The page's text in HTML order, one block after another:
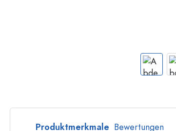
Flaschen
Glasflaschen
Produktmerkmale Bewertungen